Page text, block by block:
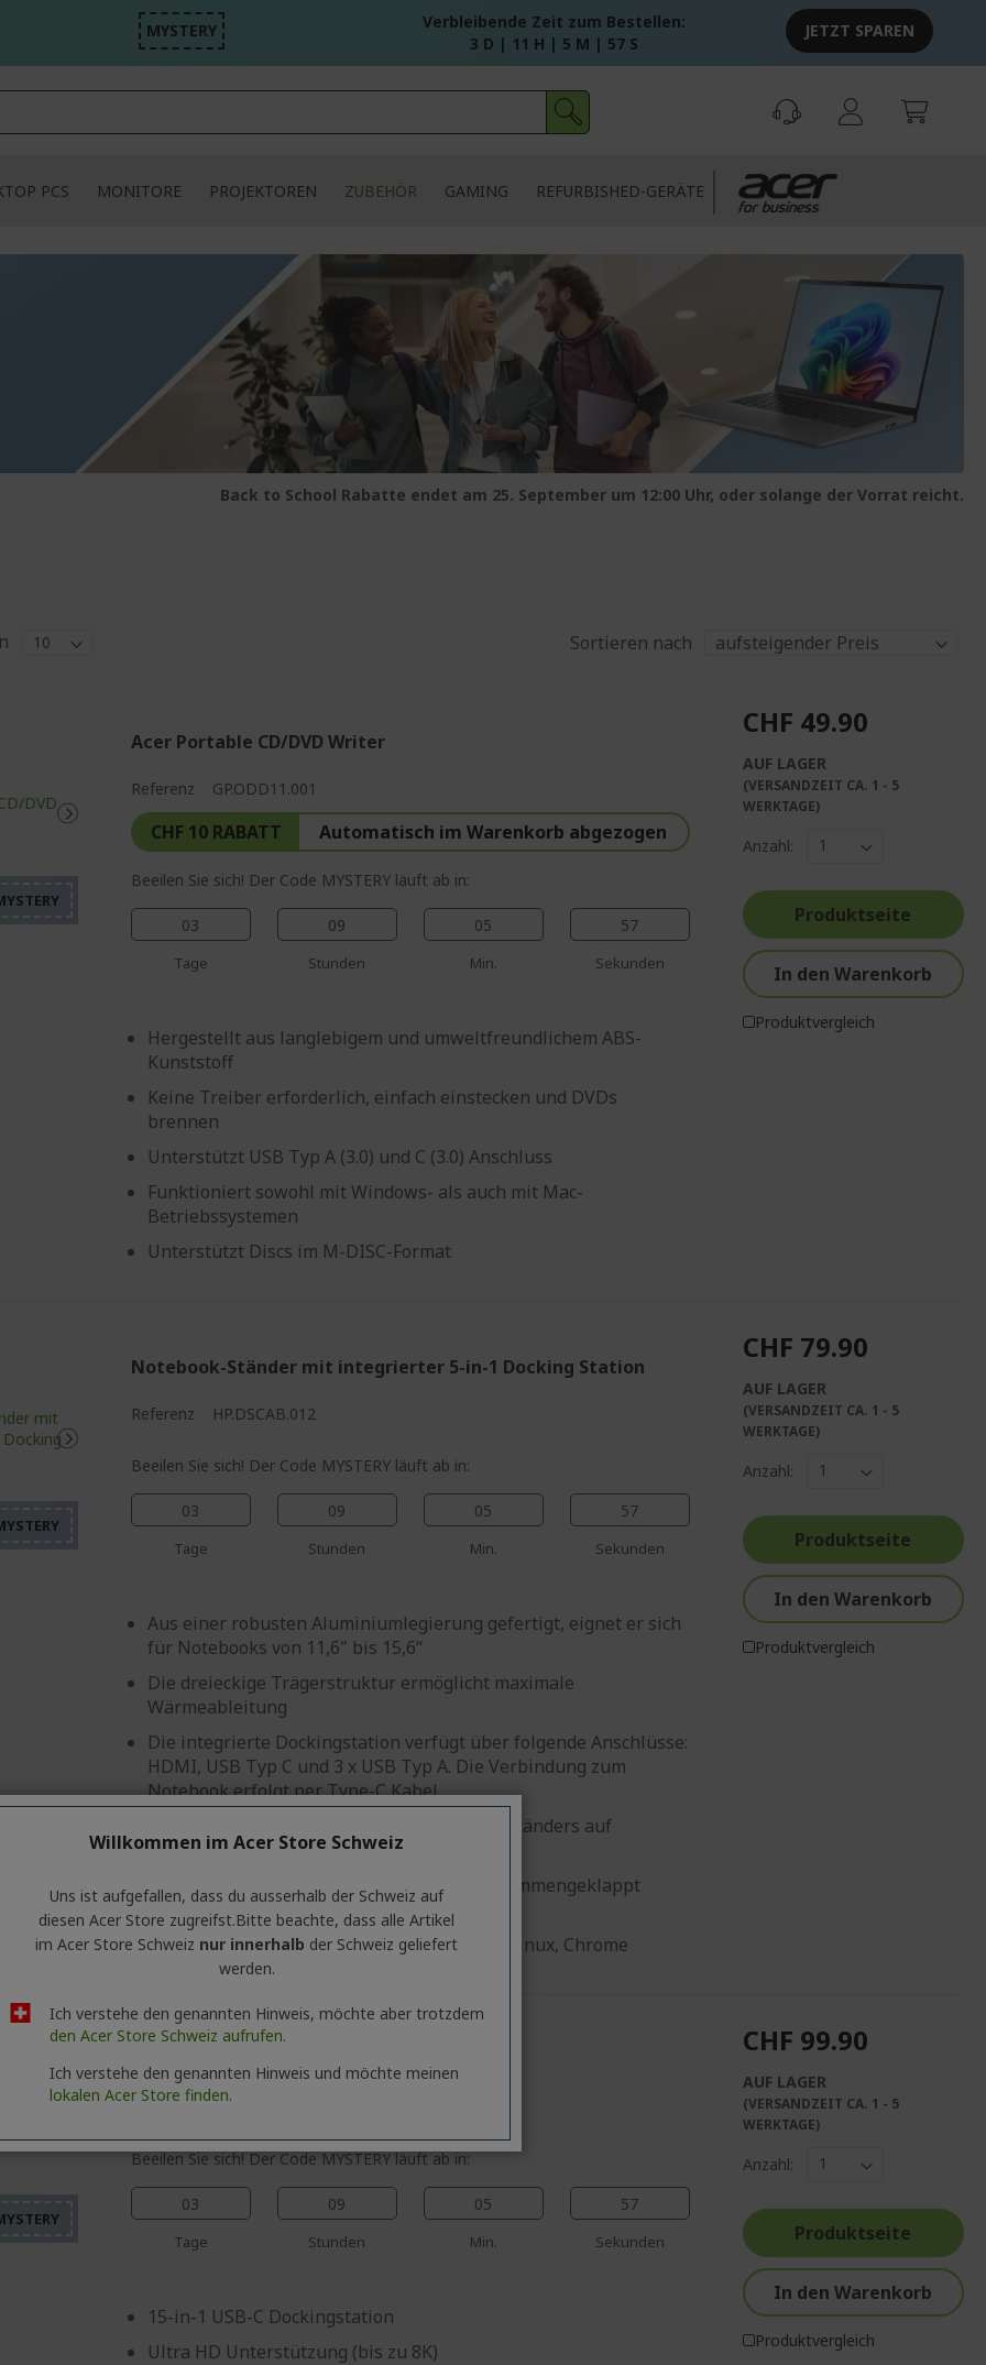
MYSTERY
Verbleibende Zeit zum Bestellen:
3 D | 11 H | 5 M | 56 S
JETZT SPAREN
PCS MONITORE PROJEKTOREN ZUBEHÖR GAMING REFURBISHED-GERÄTE
Back to School Rabatte endet am 25. September um 12:00 Uhr, oder solange der Vorrat reicht.
Sortieren nach
Acer Portable CD/DVD Writer
Referenz GP.ODD11.001
CHF 10 RABATT Automatisch im Warenkorb abgezogen
Beeilen Sie sich! Der Code MYSTERY läuft ab in:
03
Tage
09
Stunden
05
Min.
56
Sekunden
Hergestellt aus langlebigem und umweltfreundlichem ABS-
Kunststoff
Keine Treiber erforderlich, einfach einstecken und DVDs
brennen
Unterstützt USB Typ A (3.0) und C (3.0) Anschluss
Funktioniert sowohl mit Windows- als auch mit Mac-
Betriebssystemen
Unterstützt Discs im M-DISC-Format
CHF 49.90
AUF LAGER
(VERSANDZEIT CA. 1 - 5
WERKTAGE)
Anzahl:
Produktseite
In den Warenkorb
Produktvergleich
Notebook-Ständer mit integrierter 5-in-1 Docking Station
Referenz HP.DSCAB.012
Beeilen Sie sich! Der Code MYSTERY läuft ab in:
03
Tage
09
Stunden
05
Min.
56
Sekunden
Aus einer robusten Aluminiumlegierung gefertigt, eignet er sich
für Notebooks von 11,6" bis 15,6“
Die dreieckige Trägerstruktur ermöglicht maximale
Wärmeableitung
Die integrierte Dockingstation verfügt über folgende Anschlüsse:
HDMI, USB Typ C und 3 x USB Typ A. Die Verbindung zum
Notebook erfolgt per Type-C Kabel.
Cleverer Mechanismus zur Einstellung des Ständers auf
verschiedene Winkel
Der Ständer kann zum Transport leicht zusammengeklappt
werden.
Kompatibel mit Windows, Mac OS, Android, Linux, Chrome
CHF 79.90
AUF LAGER
(VERSANDZEIT CA. 1 - 5
WERKTAGE)
Anzahl:
Produktseite
In den Warenkorb
Produktvergleich
Referenz HP.DSCAB.022
Beeilen Sie sich! Der Code MYSTERY läuft ab in:
03
Tage
09
Stunden
05
Min.
56
Sekunden
15-in-1 USB-C Dockingstation
Ultra HD Unterstützung (bis zu 8K)
CHF 99.90
AUF LAGER
(VERSANDZEIT CA. 1 - 5
WERKTAGE)
Anzahl:
Produktseite
In den Warenkorb
Produktvergleich
Willkommen im Acer Store Schweiz
Uns ist aufgefallen, dass du ausserhalb ​der Schweiz auf
diesen Acer Store zugreifst.​Bitte beachte, dass alle Artikel
im Acer Store Schweiz nur innerhalb der Schweiz geliefert
werden.
Ich verstehe den genannten Hinweis, möchte aber trotzdem
den Acer Store Schweiz aufrufen.
Ich verstehe den genannten Hinweis und möchte meinen
lokalen Acer Store finden.